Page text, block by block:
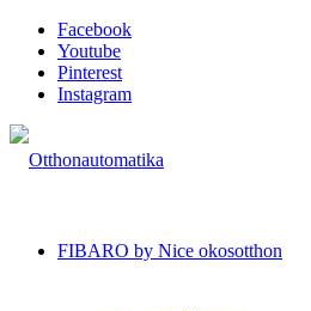
Facebook
Youtube
Pinterest
Instagram
FIBARO by Nice okosotthon